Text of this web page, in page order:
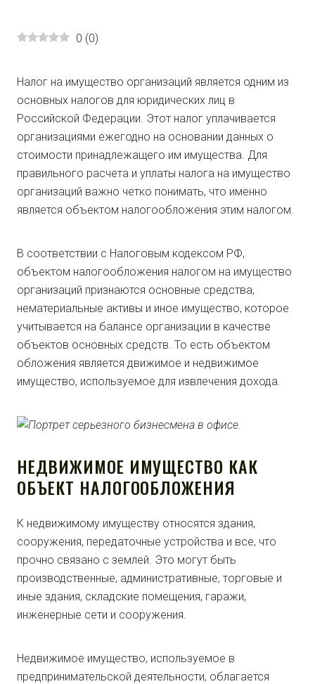
0 (0)
Налог на имущество организаций является одним из
основных налогов для юридических лиц в
Российской Федерации. Этот налог уплачивается
организациями ежегодно на основании данных о
стоимости принадлежащего им имущества. Для
правильного расчета и уплаты налога на имущество
организаций важно четко понимать, что именно
является объектом налогообложения этим налогом.
В соответствии с Налоговым кодексом РФ,
объектом налогообложения налогом на имущество
организаций признаются основные средства,
нематериальные активы и иное имущество, которое
учитывается на балансе организации в качестве
объектов основных средств. То есть объектом
обложения является движимое и недвижимое
имущество, используемое для извлечения дохода.
НЕДВИЖИМОЕ ИМУЩЕСТВО КАК
ОБЪЕКТ НАЛОГООБЛОЖЕНИЯ
К недвижимому имуществу относятся здания,
сооружения, передаточные устройства и все, что
прочно связано с землей. Это могут быть
производственные, административные, торговые и
иные здания, складские помещения, гаражи,
инженерные сети и сооружения.
Недвижимое имущество, используемое в
предпринимательской деятельности, облагается